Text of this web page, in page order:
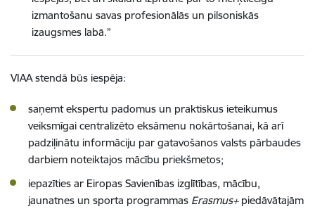
izmantošanu savas profesionālās un pilsoniskās
izaugsmes labā.”
VIAA stendā būs iespēja:
saņemt ekspertu padomus un praktiskus ieteikumus
veiksmīgai centralizēto eksāmenu nokārtošanai, kā arī
padziļinātu informāciju par gatavošanos valsts pārbaudes
darbiem noteiktajos mācību priekšmetos;
iepazīties ar Eiropas Savienības izglītības, mācību,
jaunatnes un sporta programmas Erasmus+piedāvātajām